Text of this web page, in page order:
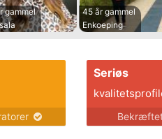
gammel
45 år gammel
Enkoeping
Seriøs